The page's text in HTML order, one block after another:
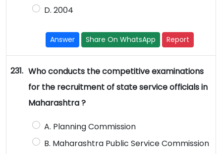
D. 2004
Answer Share On WhatsApp Report
231. Who conducts the competitive examinations
for the recruitment of state service officials in
Maharashtra ?
A. Planning Commission
B. Maharashtra Public Service Commission